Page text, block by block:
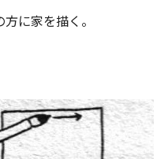
に家を描く。